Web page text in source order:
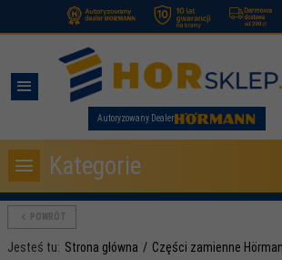
Autoryzowany Dealer
Kategorie
POWRÓT
Jesteś tu: Strona główna Części zamienne